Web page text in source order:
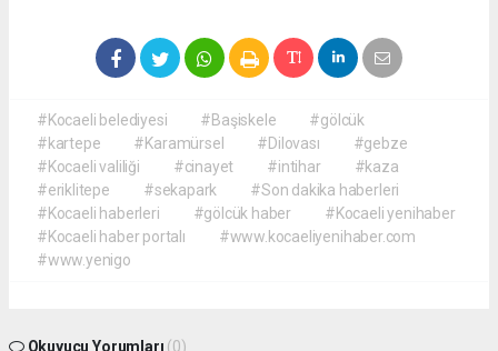
#Kocaeli belediyesi #Başiskele
#gölcük
#kartepe
#Karamürsel #Dilovası
#gebze
#Kocaeli valiliği
#cinayet #intihar
#kaza
#eriklitepe
#sekapark
#Son dakika haberleri
#Kocaeli haberleri
#gölcük haber
#Kocaeli yenihaber
#Kocaeli haber portalı
#www.kocaeliyenihaber.com
#www.yenigo
Okuyucu Yorumları (0)